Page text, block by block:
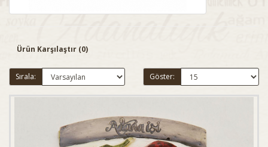
Ürün Karşılaştır (0)
Sırala: Göster: